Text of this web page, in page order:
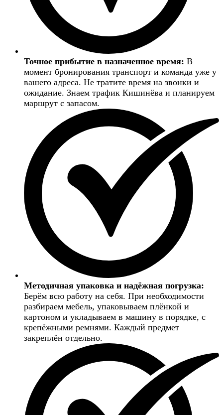
Точное прибытие в назначенное время: В
момент бронирования транспорт и команда уже у
вашего адреса. Не тратите время на звонки и
ожидание. Знаем трафик Кишинёва и планируем
маршрут с запасом.
Методичная упаковка и надёжная погрузка:
Берём всю работу на себя. При необходимости
разбираем мебель, упаковываем плёнкой и
картоном и укладываем в машину в порядке, с
крепёжными ремнями. Каждый предмет
закреплён отдельно.